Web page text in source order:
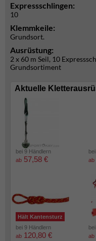
Expressschlingen:
10
Klemmkeile:
Grundsort.
Ausrüstung:
2 x 60 m Seil, 10
Grundsortiment
Aktuelle
bei 9 Händlern
ab 57,58 €
ab
Hält Kantensturz
bei 9 Händlern
ab 120,80 €
ab